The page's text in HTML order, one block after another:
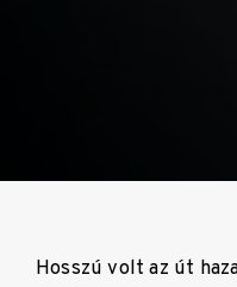
Hosszú volt az út